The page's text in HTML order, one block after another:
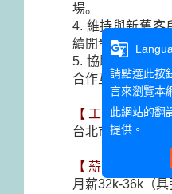
場。
4. 維持與新舊客
續開發潛在客戶。
5. 協助主管交辦
合作互助。
【 工作地點 】
台北市大安區
【 薪資範圍
月薪32k-36k （
g_translate
請點選此按
言來瀏覽本
此網站的翻
提供。